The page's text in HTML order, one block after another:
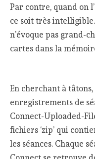
Par contre, quand on
ce soit très
n’évoque pas grand-
cartes dans la
En cherchant à
enregistrements de
Connect-Uploaded-
fichiers ‘zip’ qui
les séances. Chaque